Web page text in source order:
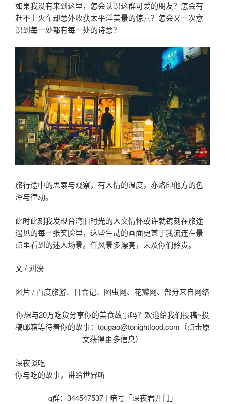
如果我没有来到这里，怎会认识这群可爱的朋友？怎会有
赶不上火车却意外收获太平洋美景的惊喜？怎会又一次意
识到每一处都有每一处的诗意？
旅行途中的思索与观察，有人情的温度，亦烙印他方的色
泽与律动。
此时此刻我发现台湾旧时光的人文情怀或许就镌刻在旅途
遇见的每一张笑脸里，这些生动的画面更甚于我流连在景
点里看到的迷人场景。任风景多漂亮，未及你们矜贵。
文 / 刘泱
图片 / 百度旅游、日食记、图虫网、花瓣网、部分来自网络
你想与20万吃货分享你的美食故事吗？欢迎给我们投稿~投
稿邮箱等待着你的故事：tougao@tonightfood.com（点击原
文获得更多信息）
深夜谈吃
你与吃的故事，讲给世界听
q群：344547537 | 暗号「深夜君开门」